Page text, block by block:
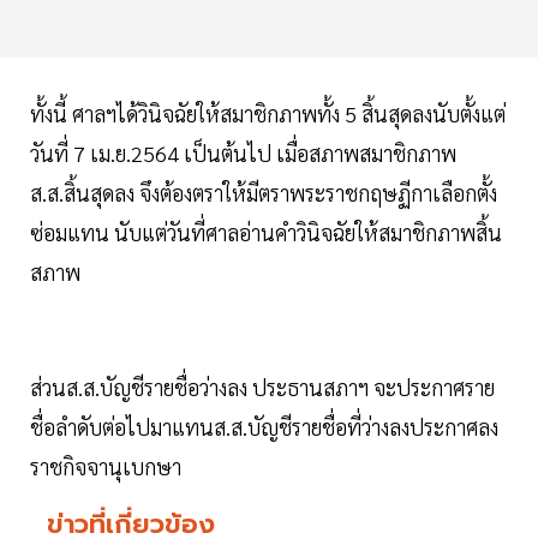
ทั้งนี้ ศาลฯได้วินิจฉัยให้สมาชิกภาพทั้ง 5 สิ้นสุดลงนับตั้งแต่
วันที่ 7 เม.ย.2564 เป็นต้นไป เมื่อสภาพสมาชิกภาพ
ส.ส.สิ้นสุดลง จึงต้องตราให้มีตราพระราชกฤษฏีกาเลือกตั้ง
ซ่อมแทน นับแต่วันที่ศาลอ่านคำวินิจฉัยให้สมาชิกภาพสิ้น
สภาพ
ส่วนส.ส.บัญชีรายชื่อว่างลง ประธานสภาฯ จะประกาศราย
ชื่อลำดับต่อไปมาแทนส.ส.บัญชีรายชื่อที่ว่างลงประกาศลง
ราชกิจจานุเบกษา
ข่าวที่เกี่ยวข้อง